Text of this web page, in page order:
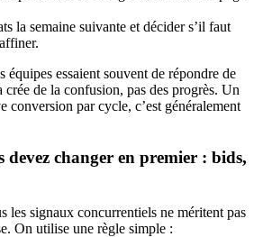
la semaine suivante et décider s’il faut
équipes essaient souvent de répondre de
de la confusion, pas des progrès. Un
conversion par cycle, c’est généralement
devez changer en premier : bids,
les signaux concurrentiels ne méritent pas
On utilise une règle simple :